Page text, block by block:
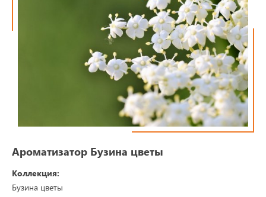
Ароматизатор Бузина цветы
Коллекция:
Бузина цветы